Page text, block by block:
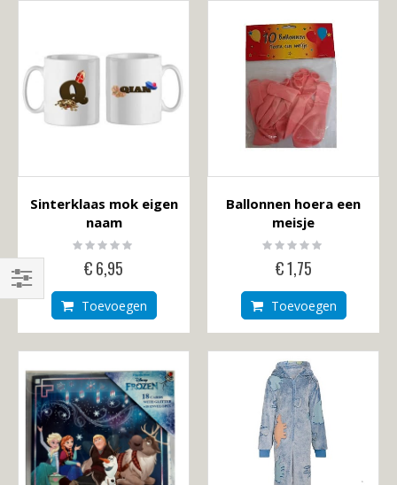
Sinterklaas mok eigen
naam
Rating:
0%
€ 6,95
Toevoegen
Ballonnen hoera een
meisje
Rating:
0%
€ 1,75
Toevoegen
Shop